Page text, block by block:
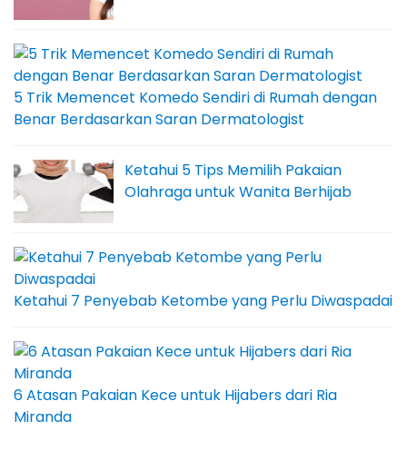
5 Trik Memencet Komedo Sendiri di Rumah dengan
Benar Berdasarkan Saran Dermatologist
Ketahui 5 Tips Memilih Pakaian
Olahraga untuk Wanita Berhijab
Ketahui 7 Penyebab Ketombe yang Perlu Diwaspadai
6 Atasan Pakaian Kece untuk Hijabers dari Ria
Miranda